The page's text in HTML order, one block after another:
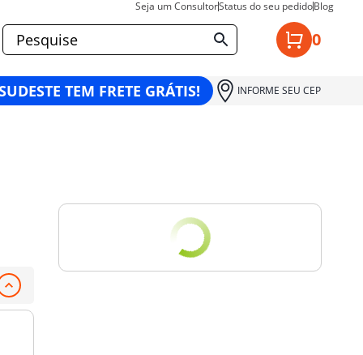
Seja um ConsultorStatus do seu pedidoBlog
0
TEM FRETE GRÁTIS! INFORME SEU CEP